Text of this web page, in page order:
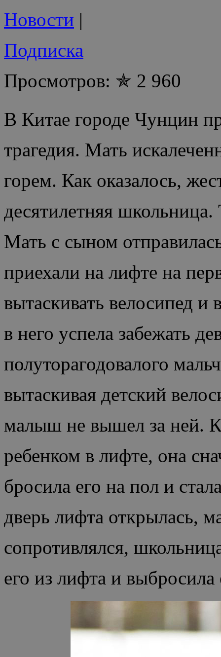
Новости |
Подписка
Просмотров: ✯ 2 960
В Китае городе Чунцин
трагедия. Мать
горем. Как оказалось,
десятилетняя
Мать с сыном
приехали на лифте на
вытаскивать велосипед и
в него успела забежать
полуторагодовалого
вытаскивая детский
малыш не вышел за ней.
ребенком в лифте, она
бросила его на пол и
дверь лифта открылась,
сопротивлялся,
его из лифта и выбросила